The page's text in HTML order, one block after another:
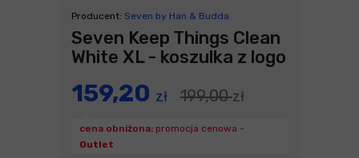
Producent: Seven by Han & Budda
Seven Keep Things Clean
White XL - koszulka z logo
159,20 zł 199,00zł
cena obniżona: promocja cenowa -
Outlet